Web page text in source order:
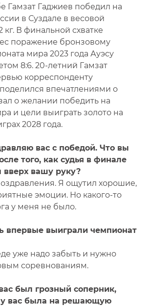
Гамзат Гаджиев победил на
в Суздале в весовой
кг. В финальной схватке
поражение бронзовому
мира 2023 года Ауэсу
8:6. 20-летний Гамзат
корреспонденту
поделился впечатлениями о
о желании победить на
и цели выиграть золото на
2028 года.
вас с победой. Что вы
того, как судья в финале
вверх вашу руку?
Я ощутил хорошие,
эмоции. Но какого-то
у меня не было.
впервые выиграли чемпионат
уже надо забыть и нужно
соревнованиям.
был грозный соперник,
у вас была на решающую